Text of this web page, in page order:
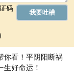
你看！平阴阳断祸
生好命运！